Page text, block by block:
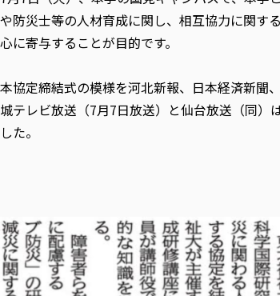
や防災士等の人材育成に関し、相互協力に関す
心に寄与することが目的です。
本協定締結式の模様を河北新報、日本経済新聞
城テレビ放送（7月7日放送）と仙台放送（同）
した。